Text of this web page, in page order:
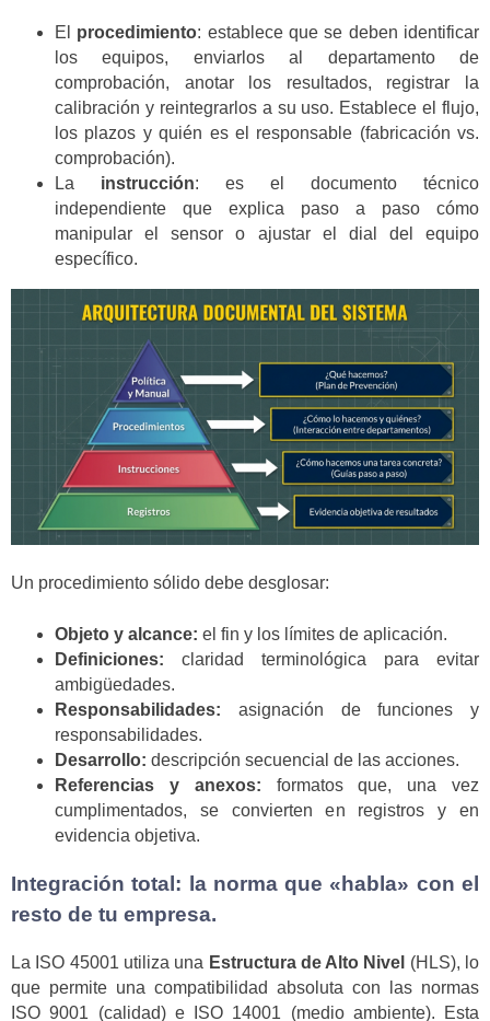
El procedimiento: establece que se deben identificar
los equipos, enviarlos al departamento de
comprobación, anotar los resultados, registrar la
calibración y reintegrarlos a su uso. Establece el flujo,
los plazos y quién es el responsable (fabricación vs.
comprobación).
La instrucción: es el documento técnico
independiente que explica paso a paso cómo
manipular el sensor o ajustar el dial del equipo
específico.
Un procedimiento sólido debe desglosar:
Objeto y alcance: el fin y los límites de aplicación.
Definiciones: claridad terminológica para evitar
ambigüedades.
Responsabilidades: asignación de funciones y
responsabilidades.
Desarrollo: descripción secuencial de las acciones.
Referencias y anexos: formatos que, una vez
cumplimentados, se convierten en registros y en
evidencia objetiva.
Integración total: la norma que «habla» con el
resto de tu empresa.
La ISO 45001 utiliza una Estructura de Alto Nivel (HLS), lo
que permite una compatibilidad absoluta con las normas
ISO 9001 (calidad) e ISO 14001 (medio ambiente). Esta